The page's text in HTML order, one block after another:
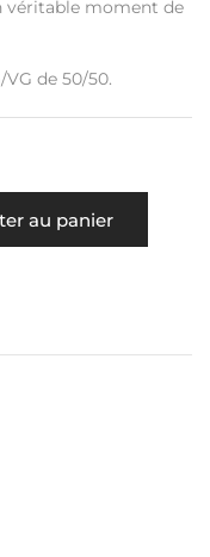
véritable moment de
de 50/50.
au panier